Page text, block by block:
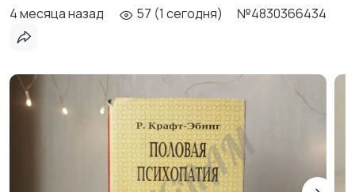
4 месяца назад 57 (1 сегодня) №4830366434